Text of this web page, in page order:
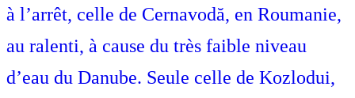
à l’arrêt, celle de Cernavodă, en Roumanie,
au ralenti, à cause du très faible niveau
d’eau du Danube. Seule celle de Kozlodui,